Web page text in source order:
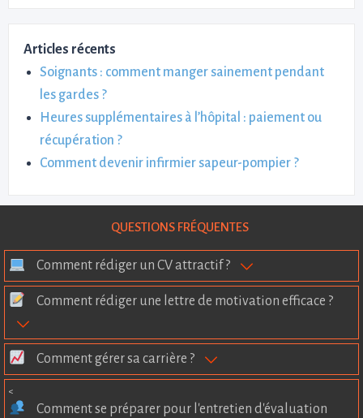
Articles récents
Soignants : comment manger sainement pendant
les gardes ?
Heures supplémentaires à l’hôpital : paiement ou
récupération ?
Comment devenir infirmier sapeur-pompier ?
QUESTIONS FRÉQUENTES
Comment rédiger un CV attractif ?
Comment rédiger une lettre de motivation efficace ?
Comment gérer sa carrière ?
<
Comment se préparer pour l'entretien d'évaluation